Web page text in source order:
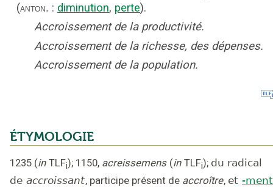
(anton. : diminution, perte).
Accroissement de la productivité.
Accroissement de la richesse, des dépenses.
Accroissement de la population.
ÉTYMOLOGIE
1235 (in TLFi); 1150, acreissemens (in TLFi); du radical
de accroissant, participe présent de accroître, et -ment